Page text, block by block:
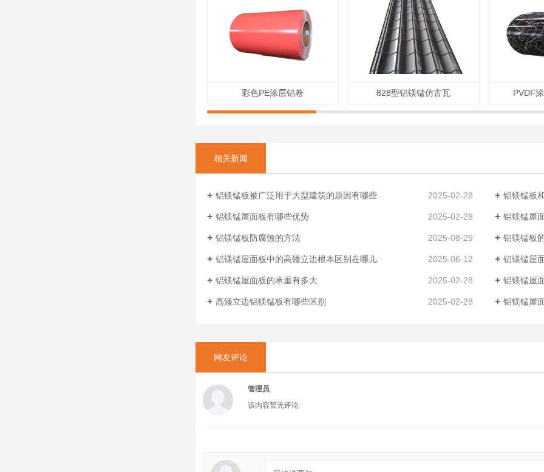
彩色PE涂层铝卷 828型铝镁锰仿古瓦 PVDF
相关新闻
铝镁锰板被广泛用于大型建筑的原因有哪些 2025-02-28 铝镁锰板
铝镁锰屋面板有哪些优势 2025-02-28 铝镁锰屋
铝镁锰板防腐蚀的方法 2025-08-29 铝镁锰板
铝镁锰屋面板中的高矮立边根本区别在哪儿 2025-06-12 铝镁锰屋
铝镁锰屋面板的承重有多大 2025-02-28 铝镁锰屋
高矮立边铝镁锰板有哪些区别 2025-02-28 铝镁锰屋
网友评论
管理员
该内容暂无评论